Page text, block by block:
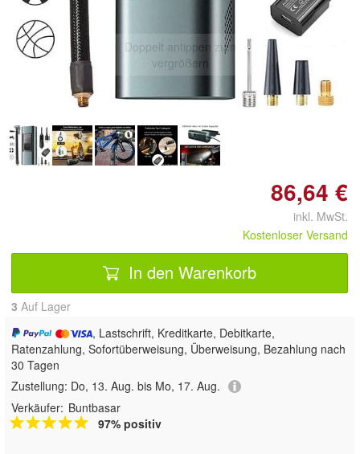
Doppelt antippen zum
vergrößern
86,64 €
inkl. MwSt.
Kostenloser Versand
In den Warenkorb
3 Auf Lager
, Lastschrift, Kreditkarte, Debitkarte,
Ratenzahlung, Sofortüberweisung, Überweisung, Bezahlung nach
30 Tagen
Zustellung: Do, 13. Aug. bis Mo, 17. Aug.
Verkäufer: Buntbasar
97% positiv